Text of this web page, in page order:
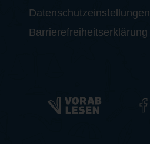
Datenschutzeinstellungen
Barrierefreiheitserklärung